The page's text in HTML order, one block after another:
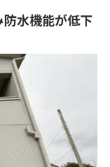
防水機能が低下